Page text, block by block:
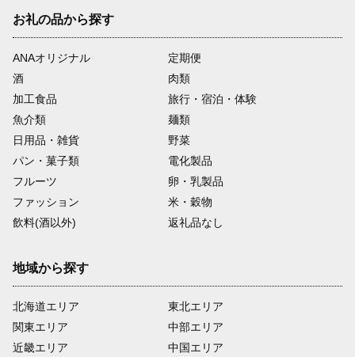
お礼の品から探す
ANAオリジナル
定期便
酒
肉類
加工食品
旅行・宿泊・体験
魚介類
麺類
日用品・雑貨
野菜
パン・菓子類
電化製品
フルーツ
卵・乳製品
ファッション
米・穀物
飲料(酒以外)
返礼品なし
地域から探す
北海道エリア
関東エリア
近畿エリア
東北エリア
中部エリア
中国エリア